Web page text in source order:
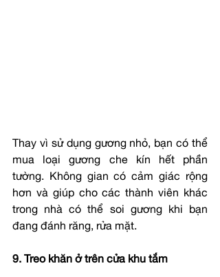
Thay vì sử dụng gương nhỏ, bạn có thể
mua loại gương che kín hết phần
tường. Không gian có cảm giác rộng
hơn và giúp cho các thành viên khác
trong nhà có thể soi gương khi bạn
đang đánh răng, rửa mặt.
9. Treo khăn ở trên cửa khu tắm